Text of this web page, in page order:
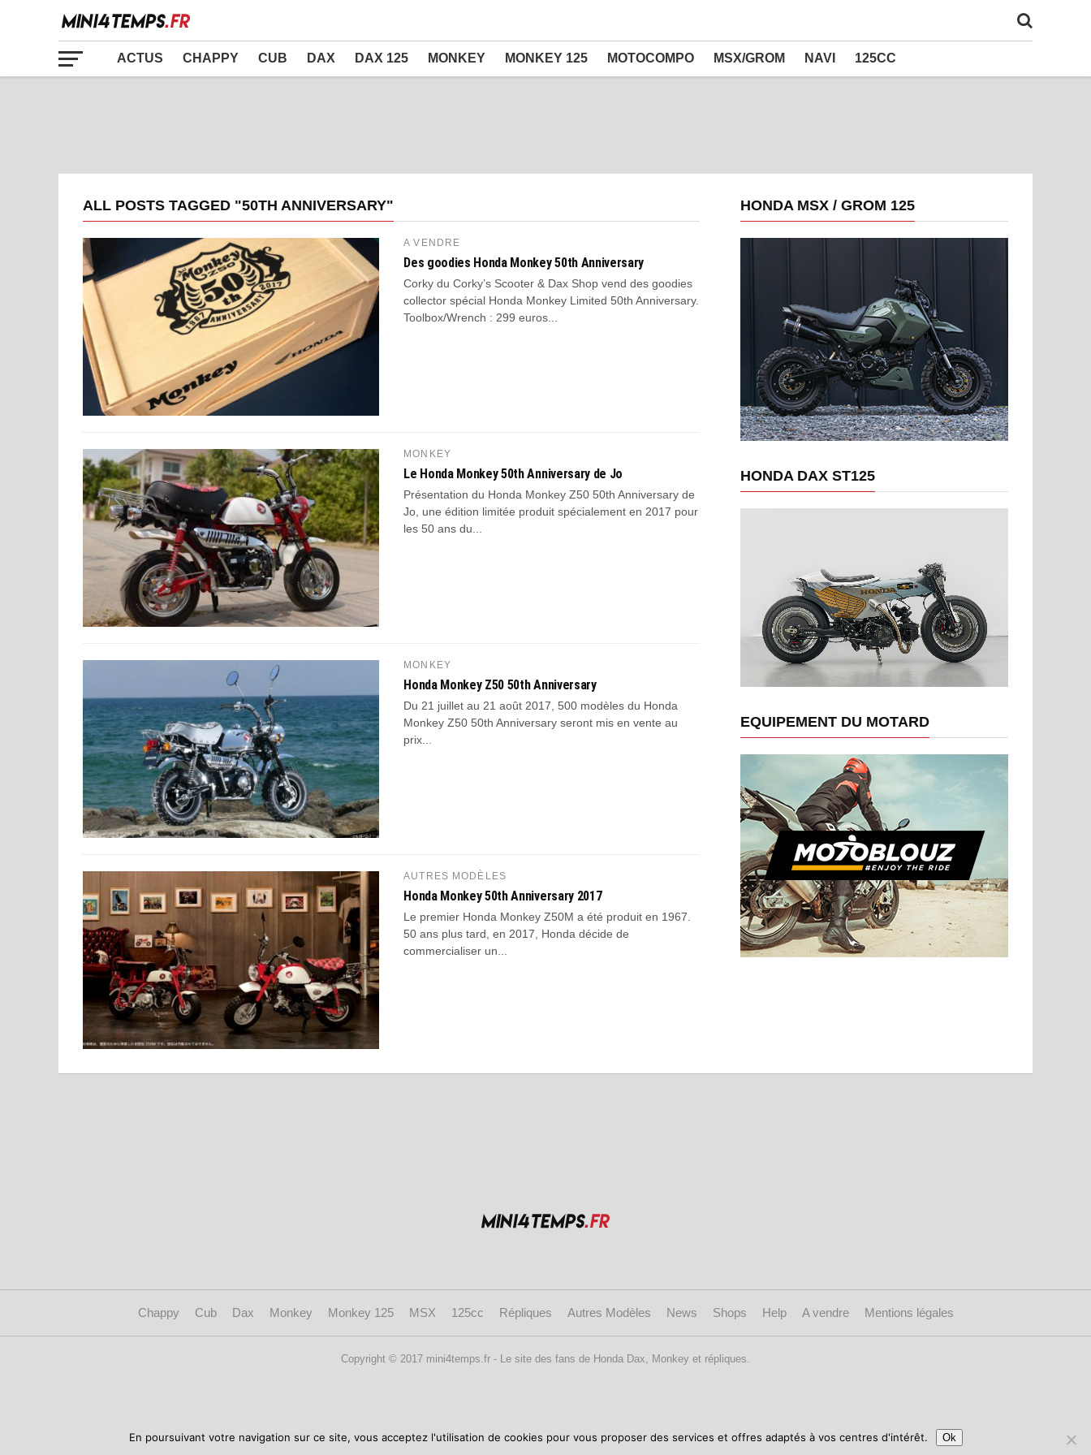
ACTUS CHAPPY CUB DAX DAX 125 MONKEY MONKEY 125 MOTOCOMPO MSX/GROM NAVI 125CC
ALL POSTS TAGGED "50TH ANNIVERSARY"
A VENDRE
Des goodies Honda Monkey 50th Anniversary
Corky du Corky’s Scooter & Dax Shop vend des goodies
collector spécial Honda Monkey Limited 50th Anniversary.
Toolbox/Wrench : 299 euros...
MONKEY
Le Honda Monkey 50th Anniversary de Jo
Présentation du Honda Monkey Z50 50th Anniversary de
Jo, une édition limitée produit spécialement en 2017 pour
les 50 ans du...
MONKEY
Honda Monkey Z50 50th Anniversary
Du 21 juillet au 21 août 2017, 500 modèles du Honda
Monkey Z50 50th Anniversary seront mis en vente au
prix...
AUTRES MODÈLES
Honda Monkey 50th Anniversary 2017
Le premier Honda Monkey Z50M a été produit en 1967.
50 ans plus tard, en 2017, Honda décide de
commercialiser un...
HONDA MSX / GROM 125
HONDA DAX ST125
EQUIPEMENT DU MOTARD
Chappy Cub Dax Monkey Monkey 125 MSX 125cc Répliques Autres Modèles News Shops Help A vendre Mentions légales
Copyright © 2017 mini4temps.fr - Le site des fans de Honda Dax, Monkey et répliques.
En poursuivant votre navigation sur ce site, vous acceptez l'utilisation de cookies pour vous proposer des services et offres adaptés à vos centres d'intérêt. Ok